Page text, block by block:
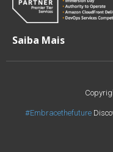
Saiba Mais
#Embracethefuture